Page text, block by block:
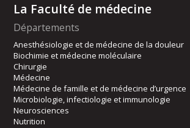
La Faculté de médecine
Départements
Anesthésiologie et de médecine de la douleur
Biochimie et médecine moléculaire
Chirurgie
Médecine
Médecine de famille et de médecine d’urgence
Microbiologie, infectiologie et immunologie
Neurosciences
Nutrition